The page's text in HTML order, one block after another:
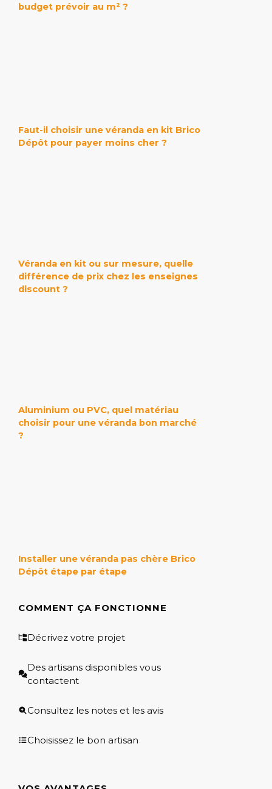
budget prévoir au m² ?
Faut-il choisir une véranda en kit Brico
Dépôt pour payer moins cher ?
Véranda en kit ou sur mesure, quelle
différence de prix chez les enseignes
discount ?
Aluminium ou PVC, quel matériau
choisir pour une véranda bon marché
?
Installer une véranda pas chère Brico
Dépôt étape par étape
COMMENT ÇA FONCTIONNE
Décrivez votre projet
Des artisans disponibles vous
contactent
Consultez les notes et les avis
Choisissez le bon artisan